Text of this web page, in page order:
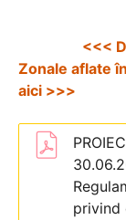
<<<
Zonale aflate
aici >>>
privind